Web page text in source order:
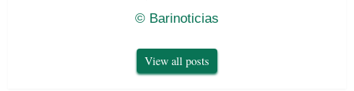
© Barinoticias
View all posts